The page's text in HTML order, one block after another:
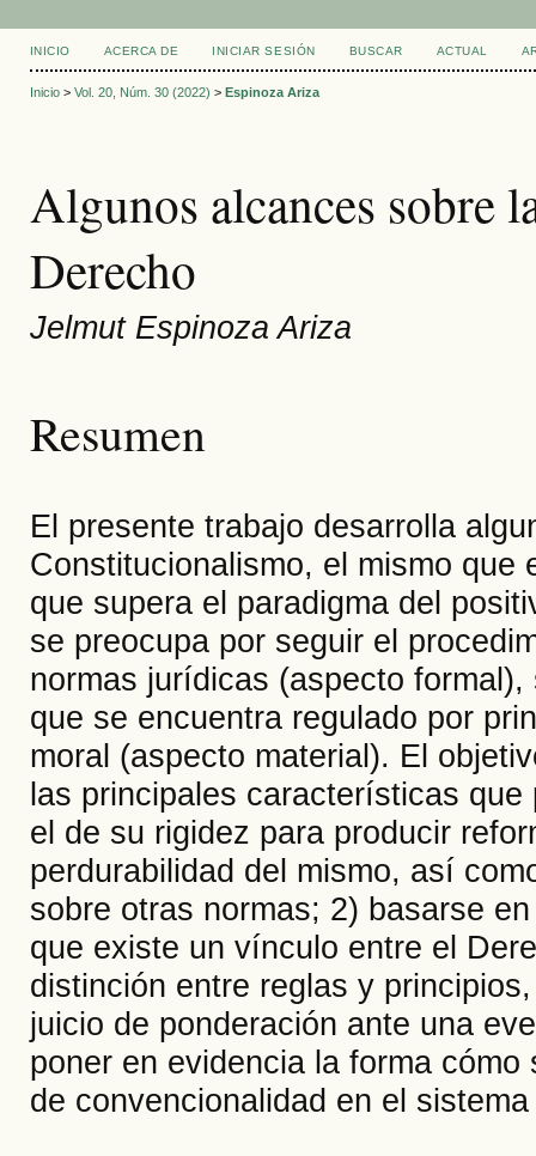
INICIO ACERCA DE INICIAR SESIÓN BUSCAR ACTUAL
Inicio> Vol. 20, Núm. 30 (2022) > Espinoza Ariza
Algunos alcances sobre
Derecho
Jelmut Espinoza Ariza
Resumen
El presente trabajo desarrolla
Constitucionalismo, el mismo que
que supera el paradigma del
se preocupa por seguir el
normas jurídicas (aspecto
que se encuentra regulado por
moral (aspecto material). El
las principales características
el de su rigidez para producir
perdurabilidad del mismo, así
sobre otras normas; 2) basarse
que existe un vínculo entre el
distinción entre reglas y
juicio de ponderación ante una
poner en evidencia la forma
de convencionalidad en el